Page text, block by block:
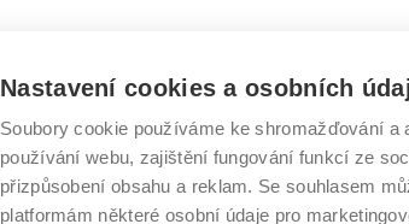
Vysoké
učení
technické
VYSOKÉ
Antonínská
602 00 Brno
Nastavení cookies a osobních
Soubory cookie používáme ke shromažďování a
používání webu, zajištění fungování funkcí ze
přizpůsobení obsahu a reklam. Se souhlasem
platformám některé osobní údaje pro